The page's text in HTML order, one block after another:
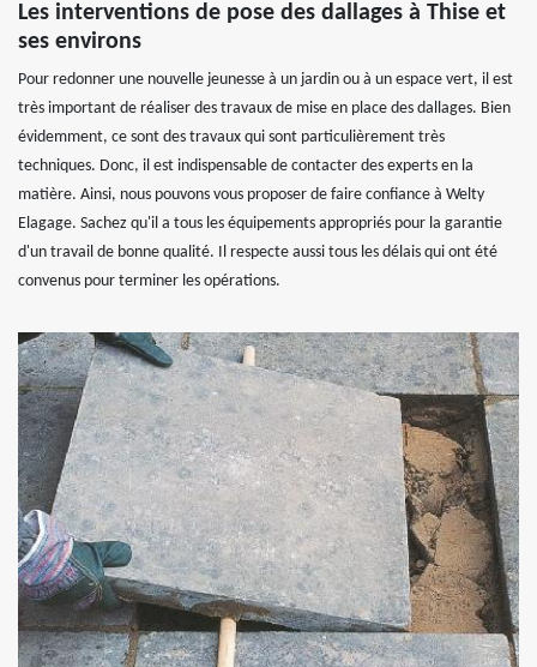
Les interventions de pose des dallages à Thise et
ses environs
Pour redonner une nouvelle jeunesse à un jardin ou à un espace vert, il est
très important de réaliser des travaux de mise en place des dallages. Bien
évidemment, ce sont des travaux qui sont particulièrement très
techniques. Donc, il est indispensable de contacter des experts en la
matière. Ainsi, nous pouvons vous proposer de faire confiance à Welty
Elagage. Sachez qu'il a tous les équipements appropriés pour la garantie
d'un travail de bonne qualité. Il respecte aussi tous les délais qui ont été
convenus pour terminer les opérations.